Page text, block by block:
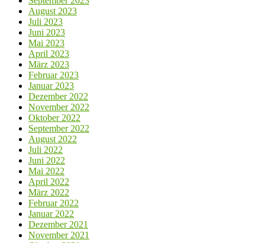
August 2023
Juli 2023
Juni 2023
Mai 2023
April 2023
März 2023
Februar 2023
Januar 2023
Dezember 2022
November 2022
Oktober 2022
September 2022
August 2022
Juli 2022
Juni 2022
Mai 2022
April 2022
März 2022
Februar 2022
Januar 2022
Dezember 2021
November 2021